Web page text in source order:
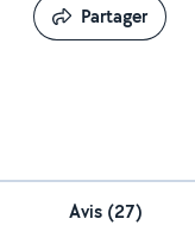
Partager
Partager
Avis (27)